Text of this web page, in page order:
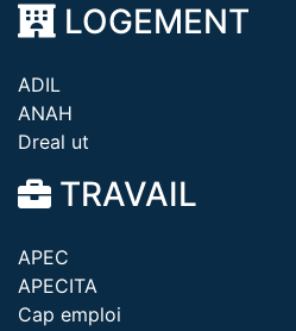
LOGEMENT
ADIL
ANAH
Dreal ut
TRAVAIL
APEC
APECITA
Cap emploi